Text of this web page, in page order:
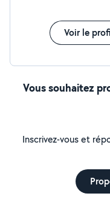
Voir le
Vous souhaitez
Inscrivez-vous et